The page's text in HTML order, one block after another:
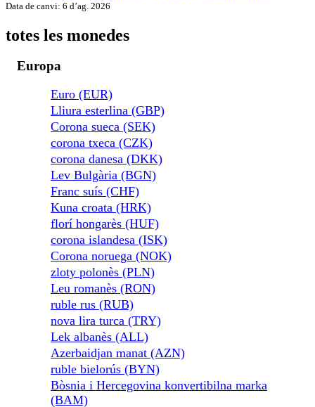
Data de canvi: 6 d’ag. 2026
totes les monedes
Europa
Euro (EUR)
Lliura esterlina (GBP)
Corona sueca (SEK)
corona txeca (CZK)
corona danesa (DKK)
Lev Bulgària (BGN)
Franc suís (CHF)
Kuna croata (HRK)
florí hongarès (HUF)
corona islandesa (ISK)
Corona noruega (NOK)
zloty polonès (PLN)
Leu romanès (RON)
ruble rus (RUB)
nova lira turca (TRY)
Lek albanès (ALL)
Azerbaidjan manat (AZN)
ruble bielorús (BYN)
Bòsnia i Hercegovina konvertibilna marka
(BAM)